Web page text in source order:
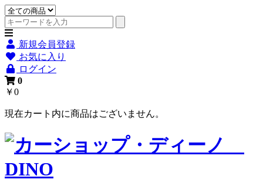
新規会員登録
お気に入り
ログイン
0
￥0
現在カート内に商品はございません。